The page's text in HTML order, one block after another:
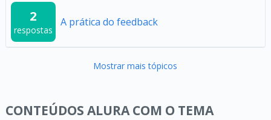
2
respostas
A prática do feedback
Mostrar mais tópicos
CONTEÚDOS ALURA COM O TEMA